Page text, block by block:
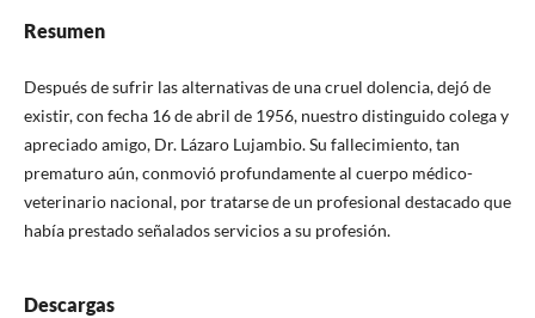
Resumen
Después de sufrir las alternativas de una cruel dolencia, dejó de
existir, con fecha 16 de abril de 1956, nuestro distinguido colega y
apreciado amigo, Dr. Lázaro Lujambio. Su fallecimiento, tan
prematuro aún, conmovió profundamente al cuerpo médico-
veterinario nacional, por tratarse de un profesional destacado que
había prestado señalados servicios a su profesión.
Descargas